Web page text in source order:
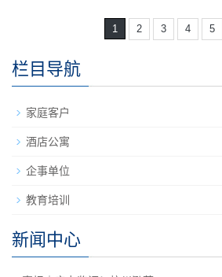
1 2 3 4 5
栏目导航
家庭客户
酒店公寓
企事单位
教育培训
新闻中心